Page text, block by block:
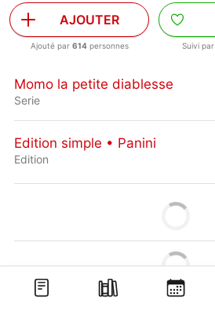
AJOUTER
Ajouté par 614personnes Suivi par
Momo la petite diablesse
Serie
Edition simple • Panini
Edition